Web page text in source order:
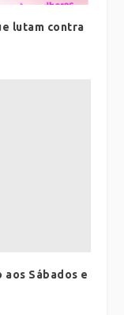
lutam contra
Sábados e